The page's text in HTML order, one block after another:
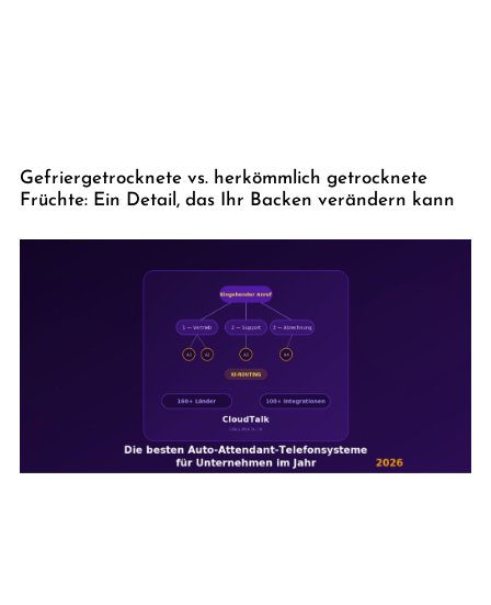
Gefriergetrocknete vs. herkömmlich getrocknete
Früchte: Ein Detail, das Ihr Backen verändern kann